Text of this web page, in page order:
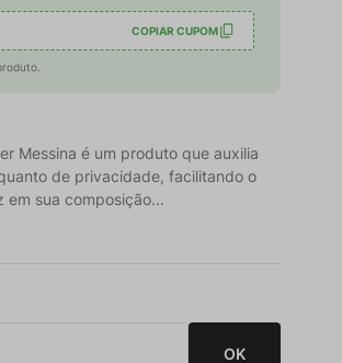
COPIAR CUPOM
Messina é um produto que auxilia
de privacidade, facilitando o
em sua composição...